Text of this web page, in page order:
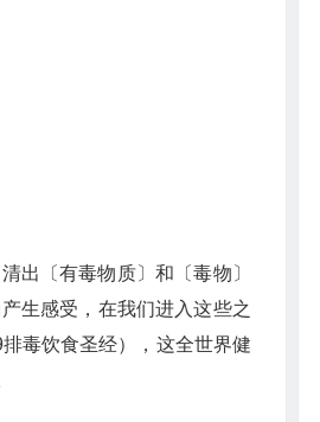
出〔有毒物质〕和〔毒物〕
生感受，在我们进入这些之
毒饮食圣经），这全世界健